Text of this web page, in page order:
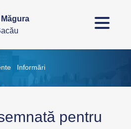
Informări
pentru